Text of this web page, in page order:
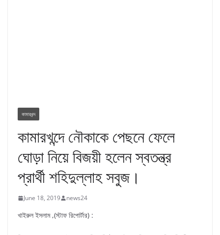
কামারখন্দ
কামারখন্দে নৌকাকে পেছনে ফেলে
ঘোড়া নিয়ে বিজয়ী হলেন স্বতন্ত্র
প্রার্থী শহিদুল্লাহ সবুজ।
June 18, 2019 news24
খাইরুল ইসলাম ,(স্টাফ রিপোর্টার) :